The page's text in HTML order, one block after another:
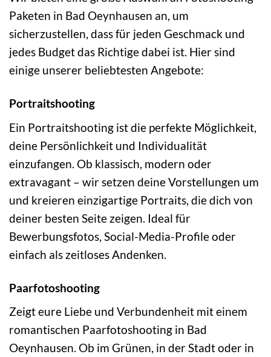
Paketen in Bad Oeynhausen an, um
sicherzustellen, dass für jeden Geschmack und
jedes Budget das Richtige dabei ist. Hier sind
einige unserer beliebtesten Angebote:
Portraitshooting
Ein Portraitshooting ist die perfekte Möglichkeit,
deine Persönlichkeit und Individualität
einzufangen. Ob klassisch, modern oder
extravagant – wir setzen deine Vorstellungen um
und kreieren einzigartige Portraits, die dich von
deiner besten Seite zeigen. Ideal für
Bewerbungsfotos, Social-Media-Profile oder
einfach als zeitloses Andenken.
Paarfotoshooting
Zeigt eure Liebe und Verbundenheit mit einem
romantischen Paarfotoshooting in Bad
Oeynhausen. Ob im Grünen, in der Stadt oder in